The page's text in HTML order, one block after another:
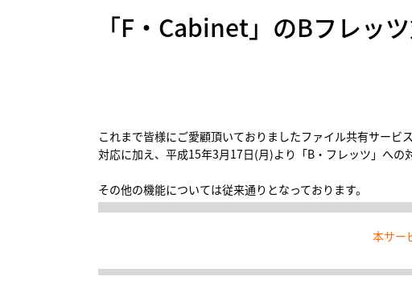
「F・Cabinet」のBフレッ
これまで皆様にご愛顧頂いておりましたファイル共有サー
対応に加え、平成15年3月17日(月)より「B・フレッツ」への
その他の機能については従来通りとなっております。
本サー